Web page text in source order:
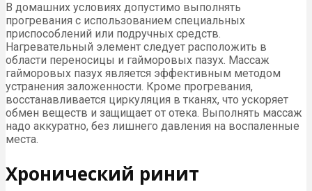
В домашних условиях допустимо выполнять
прогревания с использованием специальных
приспособлений или подручных средств.
Нагревательный элемент следует расположить в
области переносицы и гайморовых пазух. Массаж
гайморовых пазух является эффективным методом
устранения заложенности. Кроме прогревания,
восстанавливается циркуляция в тканях, что ускоряет
обмен веществ и защищает от отека. Выполнять массаж
надо аккуратно, без лишнего давления на воспаленные
места.
Хронический ринит